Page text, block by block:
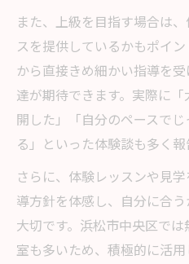
書道教室で上級者
は
静岡の上級書道教
大人に適した書道
い
浜松の書道教室で
力
書道教室で長く学
ント
毛筆・硬筆を極める大
また、上級を目指す場合は
スを提供しているかもポイ
から直接きめ細かい指導を
達が期待できます。実際に
開した」「自分のペースで
る」といった体験談も多く報
さらに、体験レッスンや見
導方針を体感し、自分に合
大切です。浜松市中央区で
室も多いため、積極的に活用